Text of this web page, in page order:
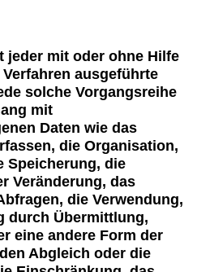
jeder mit oder ohne Hilfe
ausgeführte
solche Vorgangsreihe
mit
Daten wie das
die Organisation,
Speicherung, die
Veränderung, das
die Verwendung,
durch Übermittlung,
eine andere Form der
Abgleich oder die